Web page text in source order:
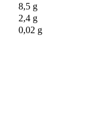
8,5 g
2,4 g
0,02 g